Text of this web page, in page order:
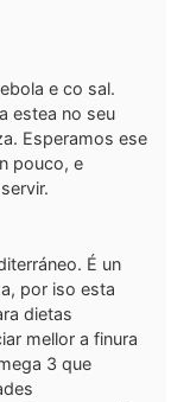
e co sal.
estea no seu
Esperamos ese
pouco, e
É un
por iso esta
dietas
mellor a finura
3 que